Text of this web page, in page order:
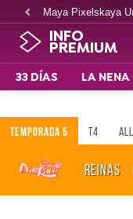
Maya Pixelskaya
INFO
PREMIUM
33 DÍAS LA NENA
TEMPORADA 5 T4
REINAS